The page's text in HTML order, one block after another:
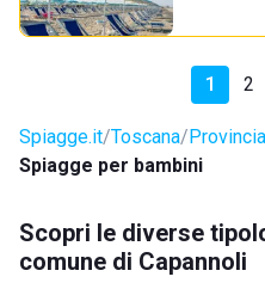
1 2
Spiagge.it Toscana
Spiagge per bambini
Scopri le diverse
comune di Capannoli